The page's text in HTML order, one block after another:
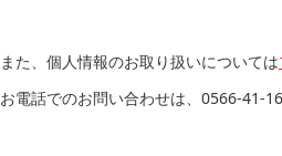
また、個人情報のお取り扱いについては
お電話でのお問い合わせは、 0566-41-